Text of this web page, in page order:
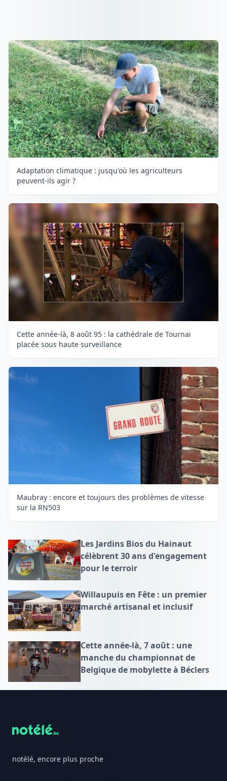
Adaptation climatique : jusqu'où les agriculteurs
peuvent-ils agir ?
Cette année-là, 8 août 95 : la cathédrale de Tournai
placée sous haute surveillance
Maubray : encore et toujours des problèmes de vitesse
sur la RN503
Les Jardins Bios du Hainaut
célèbrent 30 ans d'engagement
pour le terroir
Willaupuis en Fête : un premier
marché artisanal et inclusif
Cette année-là, 7 août : une
manche du championnat de
Belgique de mobylette à Béclers
notélé, encore plus proche